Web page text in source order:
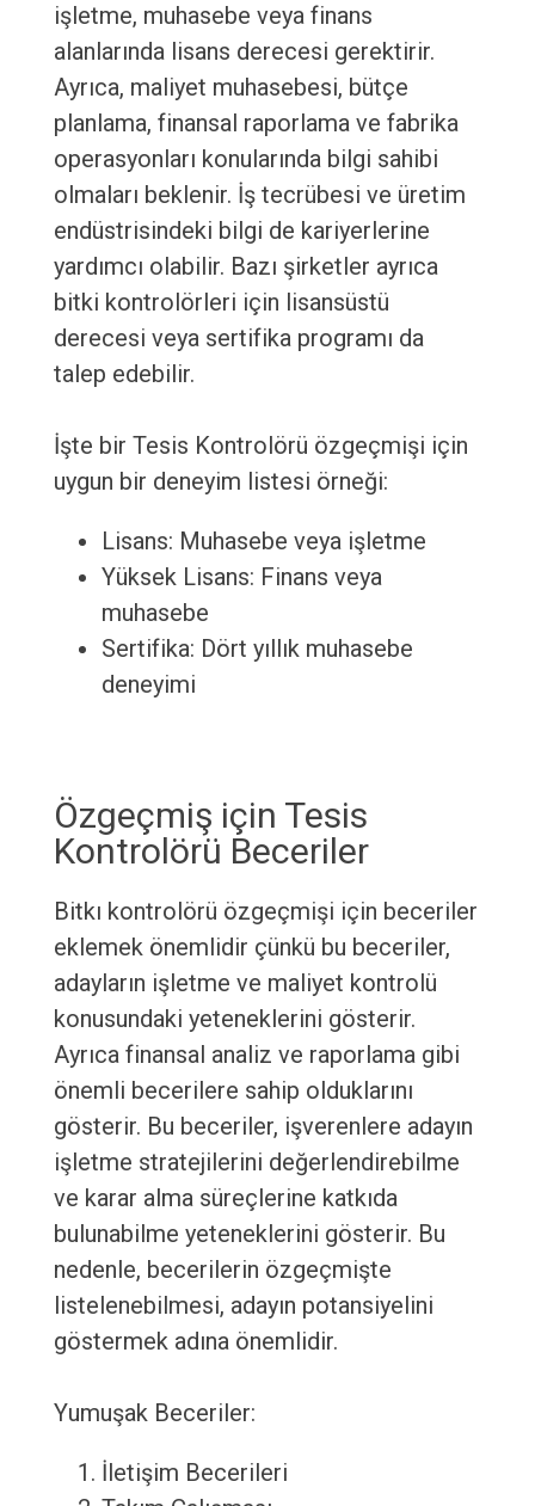
işletme, muhasebe veya finans
alanlarında lisans derecesi gerektirir.
Ayrıca, maliyet muhasebesi, bütçe
planlama, finansal raporlama ve fabrika
operasyonları konularında bilgi sahibi
olmaları beklenir. İş tecrübesi ve üretim
endüstrisindeki bilgi de kariyerlerine
yardımcı olabilir. Bazı şirketler ayrıca
bitki kontrolörleri için lisansüstü
derecesi veya sertifika programı da
talep edebilir.
İşte bir Tesis Kontrolörü özgeçmişi için
uygun bir deneyim listesi örneği:
Lisans: Muhasebe veya işletme
Yüksek Lisans: Finans veya
muhasebe
Sertifika: Dört yıllık muhasebe
deneyimi
Özgeçmiş için Tesis
Kontrolörü Beceriler
Bitkı kontrolörü özgeçmişi için beceriler
eklemek önemlidir çünkü bu beceriler,
adayların işletme ve maliyet kontrolü
konusundaki yeteneklerini gösterir.
Ayrıca finansal analiz ve raporlama gibi
önemli becerilere sahip olduklarını
gösterir. Bu beceriler, işverenlere adayın
işletme stratejilerini değerlendirebilme
ve karar alma süreçlerine katkıda
bulunabilme yeteneklerini gösterir. Bu
nedenle, becerilerin özgeçmişte
listelenebilmesi, adayın potansiyelini
göstermek adına önemlidir.
Yumuşak Beceriler:
İletişim Becerileri